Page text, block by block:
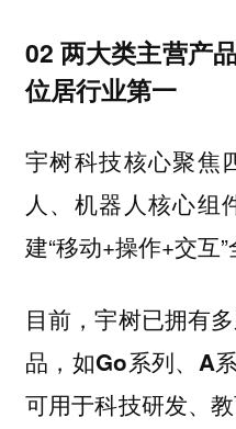
02 两大类主营产
位居行业第一
宇树科技核心聚焦
人、机器人核心组
建“移动+操作+交互
目前，宇树已拥有
品，如Go系列、A
可用于科技研发、